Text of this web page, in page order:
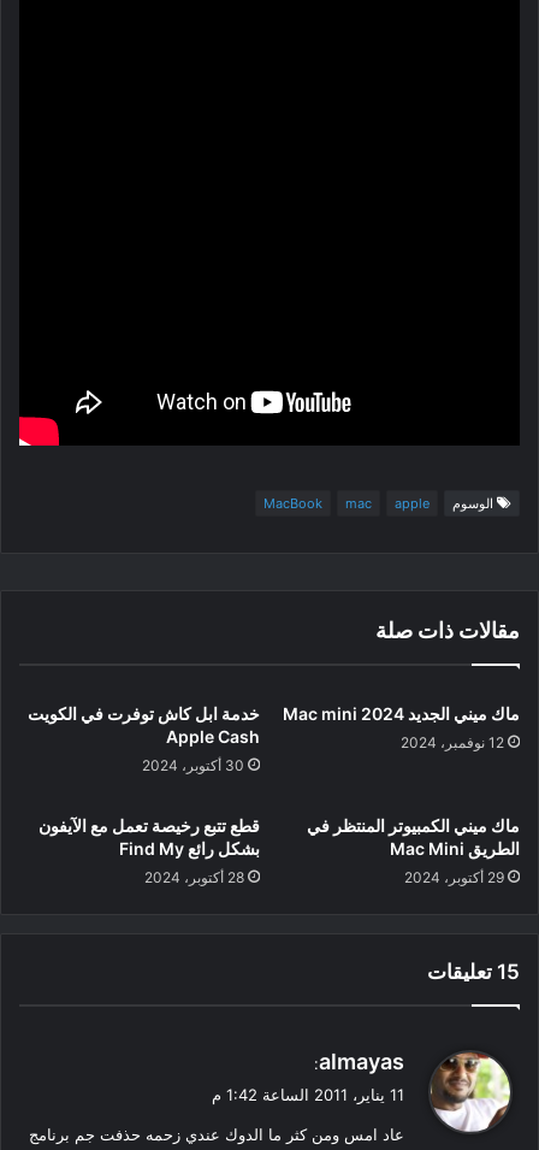
الوسوم apple
mac
MacBook
مقالات ذات صلة
ماك ميني الجديد Mac mini 2024
12 نوفمبر، 2024
خدمة ابل كاش توفرت في الكويت
Apple Cash
30 أكتوبر، 2024
ماك ميني الكمبيوتر المنتظر في
الطريق Mac Mini
29 أكتوبر، 2024
قطع تتبع رخيصة تعمل مع الآيفون
بشكل رائع Find My
28 أكتوبر، 2024
‫15 تعليقات
ي
ل
almayas
:
11 يناير، 2011 الساعة 1:42 م
عاد امس ومن كثر ما الدوك عندي زحمه حذفت جم برنامج